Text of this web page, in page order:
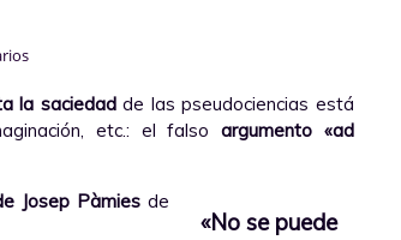
la saciedadde las pseudociencias está
etc.: el falsoargumento «ad
«No se puede
Josep Pàmiesde